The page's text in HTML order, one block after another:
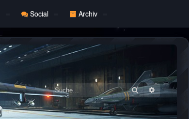
Social Archiv
Suche Erweiterte